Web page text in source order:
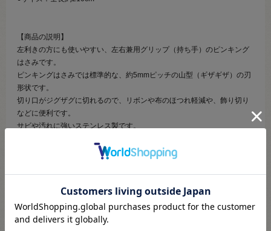
【商品の説明】
左利きの方にも使いやすい、左右兼用グリップ（持ち手）のピンキング
はさみです。
ピンキングはさみでは標準的な、約5mmピッチの山型（ギザギザ）の刃
形状です。
切り口がジグザグに切れるので、リボンや布のほつれ軽減や、飾り切り
などに便利です。
サビや汚れに強いステンレス製です。
はさみ用油を染み込ませた柔らかい布で定期的に拭き取っていただく
と、より長くお使いいただけます。
長くご使用いただくため、ネジが硬めに調整されています。
硬すぎて刃が動かしにくい場合は、はさみ用油を注すと滑らかになりま